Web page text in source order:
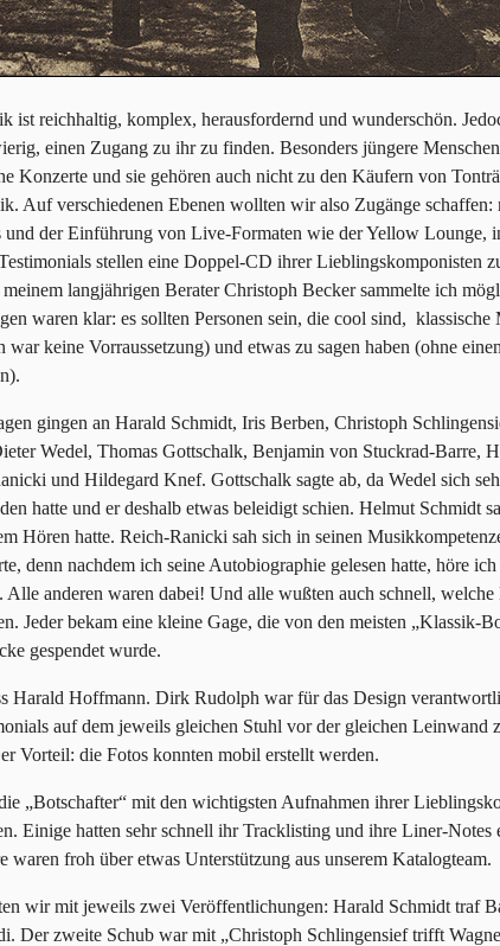
ist reichhaltig, komplex, herausfordernd und wunderschön.
einen Zugang zu ihr zu finden. Besonders jüngere
Konzerte und sie gehören auch nicht zu den Käufern von
Auf verschiedenen Ebenen wollten wir also Zugänge schaffen:
und der Einführung von Live-Formaten wie der Yellow Lounge,
stellen eine Doppel-CD ihrer Lieblingskomponisten
langjährigen Berater Christoph Becker sammelte ich
waren klar: es sollten Personen sein, die cool sind, klassische
war keine Vorraussetzung) und etwas zu sagen haben (ohne
gingen an Harald Schmidt, Iris Berben, Christoph
Wedel, Thomas Gottschalk, Benjamin von Stuckrad-Barre,
und Hildegard Knef. Gottschalk sagte ab, da Wedel sich
hatte und er deshalb etwas beleidigt schien. Helmut Schmidt
Hören hatte. Reich-Ranicki sah sich in seinen
denn nachdem ich seine Autobiographie gelesen hatte, höre
Alle anderen waren dabei! Und alle wußten auch schnell,
Jeder bekam eine kleine Gage, die von den meisten „Klassik-
gespendet wurde.
Harald Hoffmann. Dirk Rudolph war für das Design
auf dem jeweils gleichen Stuhl vor der gleichen Leinwand
Vorteil: die Fotos konnten mobil erstellt werden.
„Botschafter“ mit den wichtigsten Aufnahmen ihrer
Einige hatten sehr schnell ihr Tracklisting und ihre Liner-Notes
waren froh über etwas Unterstützung aus unserem Katalogteam.
wir mit jeweils zwei Veröffentlichungen: Harald Schmidt traf
Der zweite Schub war mit „Christoph Schlingensief trifft